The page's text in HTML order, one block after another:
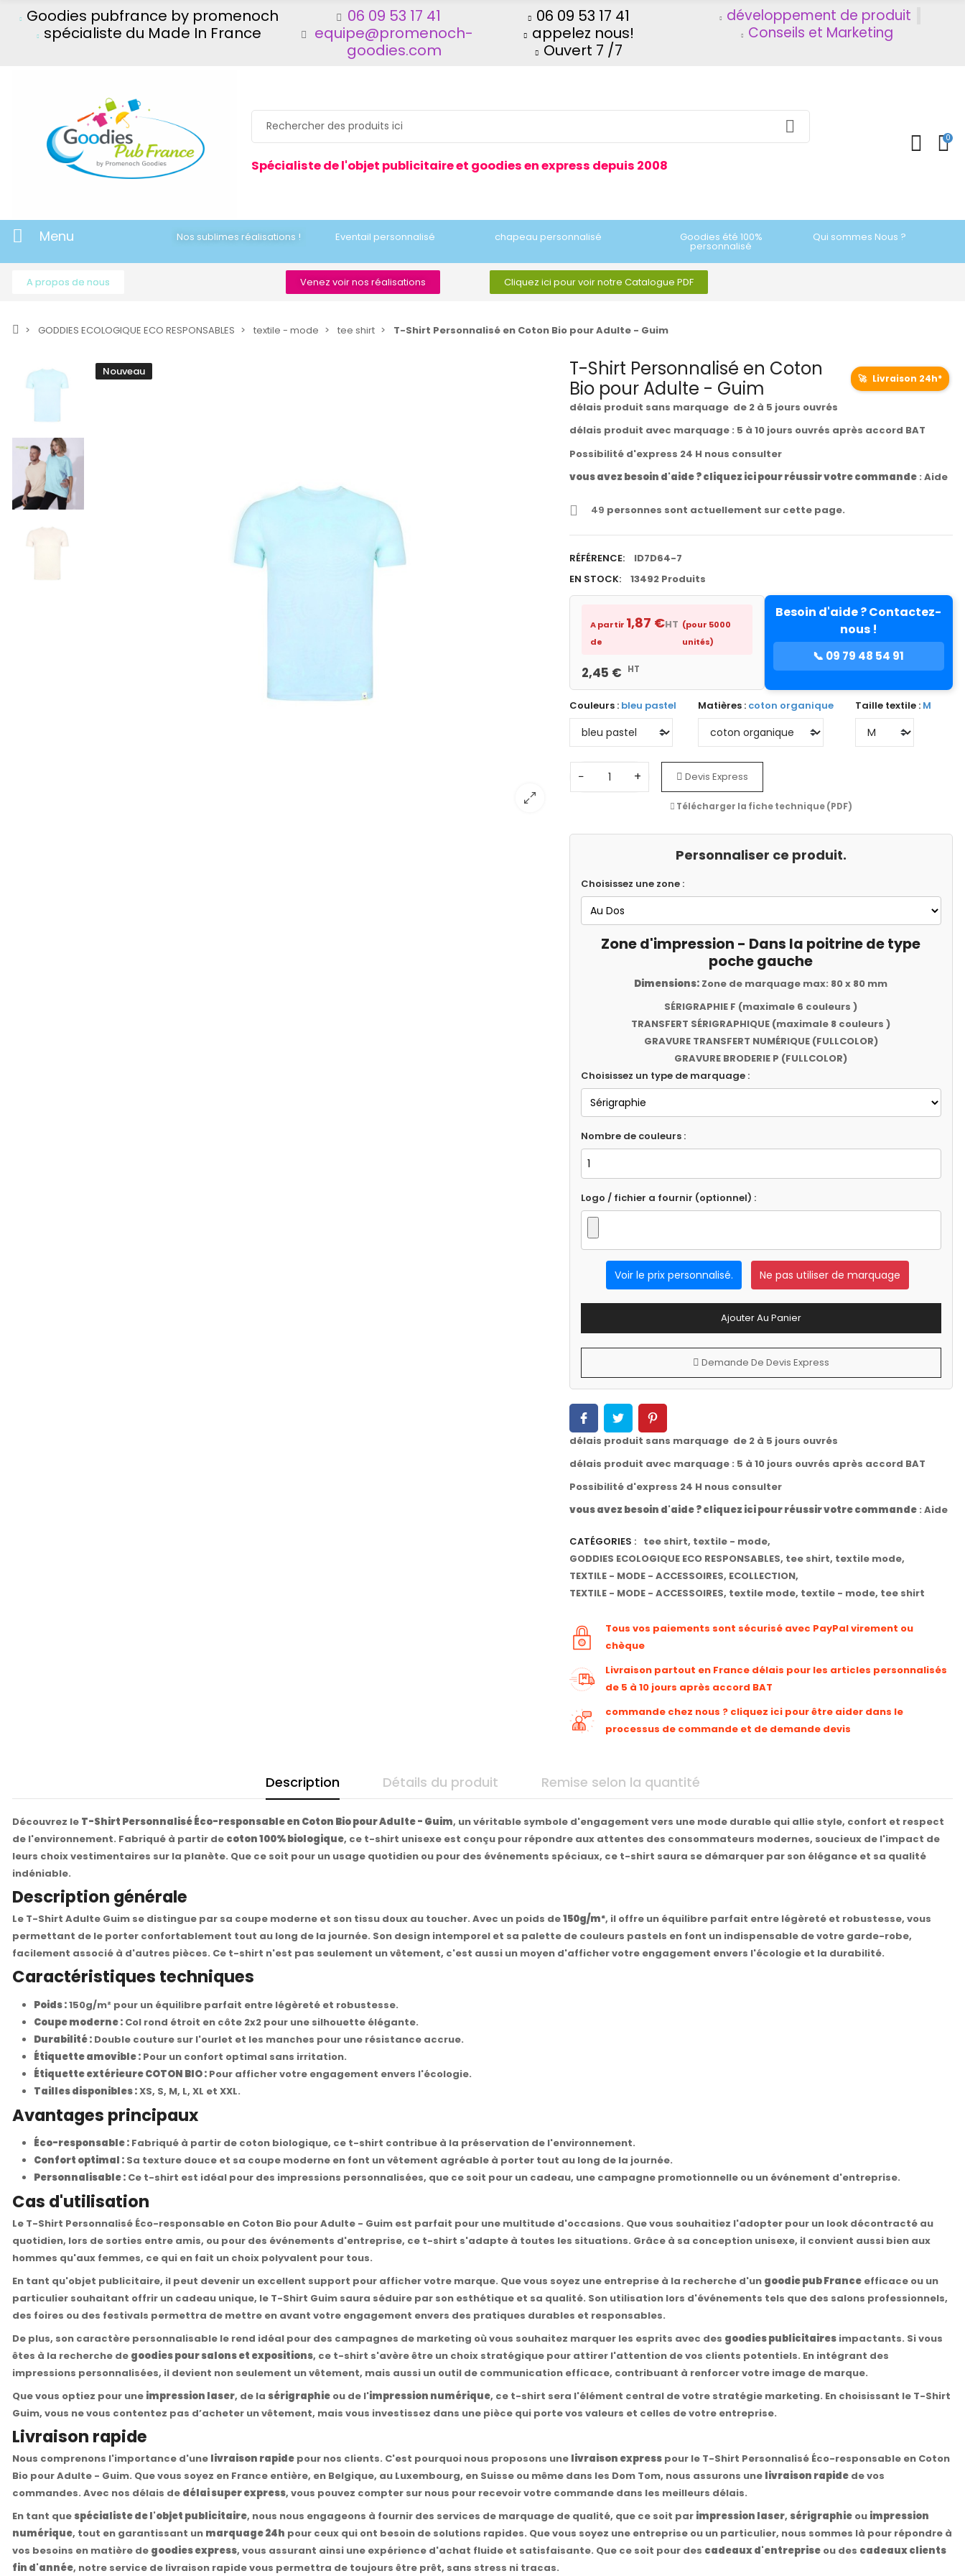
Goodies pubfrance by promenoch
spécialiste du Made In France
06 09 53 17 41
equipe@promenoch-
goodies.com
06 09 53 17 41
appelez nous!
Ouvert 7 /7
développement de produit
Conseils et Marketing
Spécialiste de l'objet publicitaire et goodies en express depuis 2008
0
Menu Nos sublimes réalisations ! Eventail personnalisé chapeau personnalisé Goodies été 100%
personnalisé
Qui sommes Nous ?
A propos de nous Venez voir nos réalisations Cliquez ici pour voir notre Catalogue PDF
GODDIES ECOLOGIQUE ECO RESPONSABLES textile - mode tee shirt T-Shirt Personnalisé en Coton Bio pour Adulte - Guim
Nouveau
T-Shirt Personnalisé en Coton
Bio pour Adulte - Guim
🚀 Livraison 24h*
délais produit sans marquage de 2 à 5 jours ouvrés
délais produit avec marquage : 5 à 10 jours ouvrés après accord BAT
Possibilité d'express 24 H nous consulter
vous avez besoin d'aide ? cliquez ici pour réussir votre commande: Aide
49 personnes sont actuellement sur cette page.
RÉFÉRENCE:
ID7D64-7
EN STOCK:
13492 Produits
A partir
de
1,87 €HT (pour 5000
unités)
2,45 € HT
Besoin d'aide ? Contactez-
nous !
📞 09 79 48 54 91
Couleurs : bleu pastel Matières : coton organique Taille textile : M
− + Devis Express
Télécharger la fiche technique (PDF)
Personnaliser ce produit.
Choisissez une zone :
Zone d'impression - Dans la poitrine de type
poche gauche
Dimensions: Zone de marquage max: 80 x 80 mm
SÉRIGRAPHIE F (maximale 6 couleurs )
TRANSFERT SÉRIGRAPHIQUE (maximale 8 couleurs )
GRAVURE TRANSFERT NUMÉRIQUE (FULLCOLOR)
GRAVURE BRODERIE P (FULLCOLOR)
Choisissez un type de marquage :
Nombre de couleurs :
Logo / fichier a fournir (optionnel) :
Voir le prix personnalisé. Ne pas utiliser de marquage
Ajouter Au Panier
Demande De Devis Express
délais produit sans marquage de 2 à 5 jours ouvrés
délais produit avec marquage : 5 à 10 jours ouvrés après accord BAT
Possibilité d'express 24 H nous consulter
vous avez besoin d'aide ? cliquez ici pour réussir votre commande: Aide
CATÉGORIES : tee shirt, textile - mode,
GODDIES ECOLOGIQUE ECO RESPONSABLES, tee shirt, textile mode,
TEXTILE - MODE - ACCESSOIRES, ECOLLECTION,
TEXTILE - MODE - ACCESSOIRES, textile mode, textile - mode, tee shirt
Tous vos paiements sont sécurisé avec PayPal virement ou
chèque
Livraison partout en France délais pour les articles personnalisés
de 5 à 10 jours après accord BAT
commande chez nous ? cliquez ici pour être aider dans le
processus de commande et de demande devis
Description Détails du produit Remise selon la quantité
Découvrez le T-Shirt Personnalisé Éco-responsable en Coton Bio pour Adulte - Guim, un véritable symbole d'engagement vers une mode durable qui allie style, confort et respect
de l'environnement. Fabriqué à partir de coton 100% biologique, ce t-shirt unisexe est conçu pour répondre aux attentes des consommateurs modernes, soucieux de l'impact de
leurs choix vestimentaires sur la planète. Que ce soit pour un usage quotidien ou pour des événements spéciaux, ce t-shirt saura se démarquer par son élégance et sa qualité
indéniable.
Description générale
Le T-Shirt Adulte Guim se distingue par sa coupe moderne et son tissu doux au toucher. Avec un poids de150g/m², il offre un équilibre parfait entre légèreté et robustesse, vous
permettant de le porter confortablement tout au long de la journée. Son design intemporel et sa palette de couleurs pastels en font un indispensable de votre garde-robe,
facilement associé à d'autres pièces. Ce t-shirt n'est pas seulement un vêtement, c'est aussi un moyen d'afficher votre engagement envers l'écologie et la durabilité.
Caractéristiques techniques
Poids :150g/m² pour un équilibre parfait entre légèreté et robustesse.
Coupe moderne : Col rond étroit en côte 2x2 pour une silhouette élégante.
Durabilité : Double couture sur l'ourlet et les manches pour une résistance accrue.
Étiquette amovible : Pour un confort optimal sans irritation.
Étiquette extérieure COTON BIO : Pour afficher votre engagement envers l'écologie.
Tailles disponibles :XS, S, M, L, XL et XXL.
Avantages principaux
Éco-responsable : Fabriqué à partir de coton biologique, ce t-shirt contribue à la préservation de l'environnement.
Confort optimal : Sa texture douce et sa coupe moderne en font un vêtement agréable à porter tout au long de la journée.
Personnalisable : Ce t-shirt est idéal pour des impressions personnalisées, que ce soit pour un cadeau, une campagne promotionnelle ou un événement d'entreprise.
Cas d'utilisation
Le T-Shirt Personnalisé Éco-responsable en Coton Bio pour Adulte - Guim est parfait pour une multitude d'occasions. Que vous souhaitiez l'adopter pour un look décontracté au
quotidien, lors de sorties entre amis, ou pour des événements d'entreprise, ce t-shirt s'adapte à toutes les situations. Grâce à sa conception unisexe, il convient aussi bien aux
hommes qu'aux femmes, ce qui en fait un choix polyvalent pour tous.
En tant qu'objet publicitaire, il peut devenir un excellent support pour afficher votre marque. Que vous soyez une entreprise à la recherche d'un goodie pub France efficace ou un
particulier souhaitant offrir un cadeau unique, le T-Shirt Guim saura séduire par son esthétique et sa qualité. Son utilisation lors d'événements tels que des salons professionnels,
des foires ou des festivals permettra de mettre en avant votre engagement envers des pratiques durables et responsables.
De plus, son caractère personnalisable le rend idéal pour des campagnes de marketing où vous souhaitez marquer les esprits avec des goodies publicitaires impactants. Si vous
êtes à la recherche de goodies pour salons et expositions, ce t-shirt s'avère être un choix stratégique pour attirer l'attention de vos clients potentiels. En intégrant des
impressions personnalisées, il devient non seulement un vêtement, mais aussi un outil de communication efficace, contribuant à renforcer votre image de marque.
Que vous optiez pour une impression laser, de la sérigraphie ou de l'impression numérique, ce t-shirt sera l'élément central de votre stratégie marketing. En choisissant le T-Shirt
Guim, vous ne vous contentez pas d’acheter un vêtement, mais vous investissez dans une pièce qui porte vos valeurs et celles de votre entreprise.
Livraison rapide
Nous comprenons l'importance d'une livraison rapide pour nos clients. C'est pourquoi nous proposons une livraison express pour le T-Shirt Personnalisé Éco-responsable en Coton
Bio pour Adulte - Guim. Que vous soyez en France entière, en Belgique, au Luxembourg, en Suisse ou même dans les Dom Tom, nous assurons une livraison rapide de vos
commandes. Avec nos délais de délai super express, vous pouvez compter sur nous pour recevoir votre commande dans les meilleurs délais.
En tant quespécialiste de l'objet publicitaire, nous nous engageons à fournir des services de marquage de qualité, que ce soit par impression laser, sérigraphie ou impression
numérique, tout en garantissant un marquage 24h pour ceux qui ont besoin de solutions rapides. Que vous soyez une entreprise ou un particulier, nous sommes là pour répondre à
vos besoins en matière de goodies express, vous assurant ainsi une expérience d'achat fluide et satisfaisante. Que ce soit pour des cadeaux d'entreprise ou des cadeaux clients
fin d'année, notre service de livraison rapide vous permettra de toujours être prêt, sans stress ni tracas.